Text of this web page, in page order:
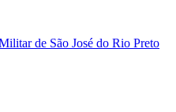
de São José do Rio Preto